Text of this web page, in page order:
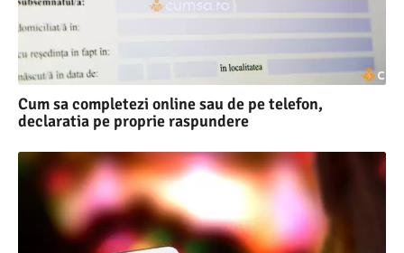
Cum sa completezi online sau de pe telefon,
declaratia pe proprie raspundere